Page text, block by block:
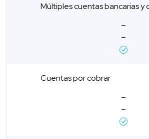
Múltiples cuentas bancarias y
Cuentas por cobrar